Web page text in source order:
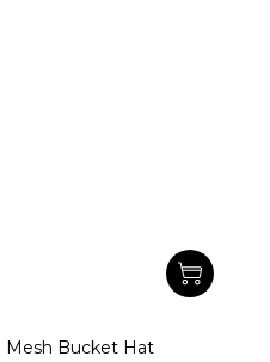
Mesh Bucket Hat